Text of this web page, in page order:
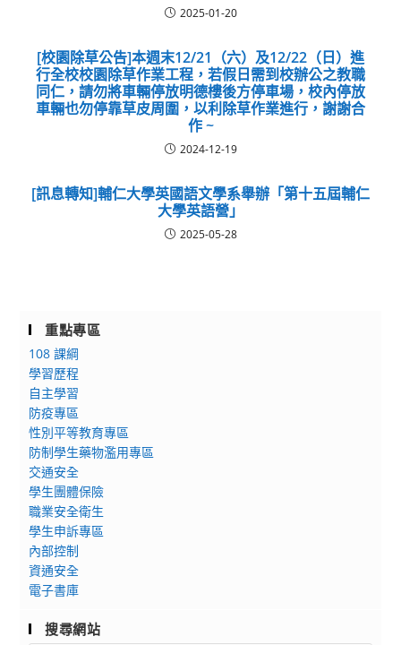
2025-01-20
[校園除草公告]本週末12/21（六）及12/22（日）進
行全校校園除草作業工程，若假日需到校辦公之教職
同仁，請勿將車輛停放明德樓後方停車場，校內停放
車輛也勿停靠草皮周圍，以利除草作業進行，謝謝合
作 ~
2024-12-19
[訊息轉知]輔仁大學英國語文學系舉辦「第十五屆輔仁
大學英語營」
2025-05-28
重點專區
108 課綱
學習歷程
自主學習
防疫專區
性別平等教育專區
防制學生藥物濫用專區
交通安全
學生團體保險
職業安全衛生
學生申訴專區
內部控制
資通安全
電子書庫
搜尋網站